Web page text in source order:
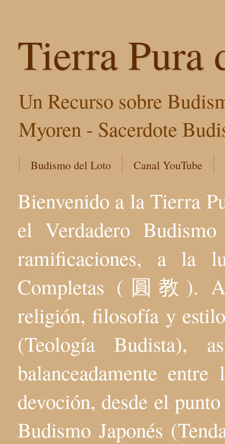
Tierra Pura
Un Recurso sobre
Myoren - Sacerdote
Budismo del Loto Canal YouTube
Bienvenido a la Tierra
el Verdadero
ramificaciones, a la
Completas (圓教).
religión, filosofía y
(Teología Budista),
balanceadamente
devoción, desde el
Budismo Japonés